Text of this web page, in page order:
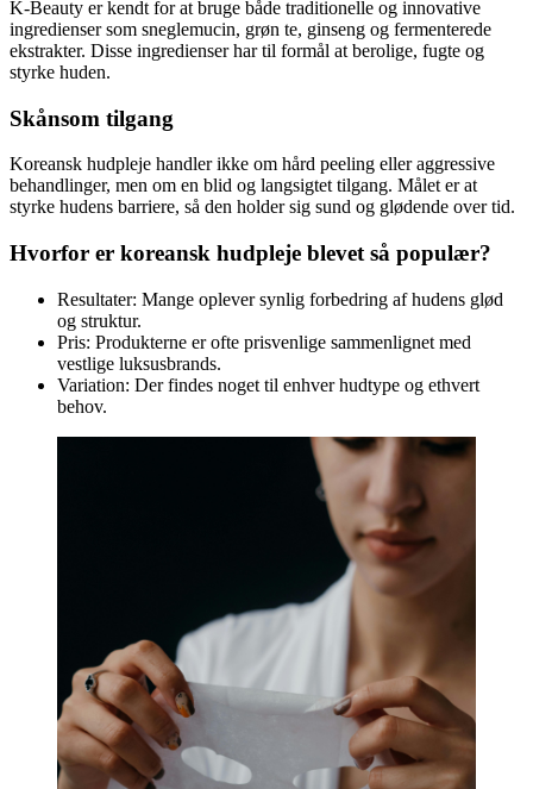
K-Beauty er kendt for at bruge både traditionelle og innovative
ingredienser som sneglemucin, grøn te, ginseng og fermenterede
ekstrakter. Disse ingredienser har til formål at berolige, fugte og
styrke huden.
Skånsom tilgang
Koreansk hudpleje handler ikke om hård peeling eller aggressive
behandlinger, men om en blid og langsigtet tilgang. Målet er at
styrke hudens barriere, så den holder sig sund og glødende over tid.
Hvorfor er koreansk hudpleje blevet så populær?
Resultater: Mange oplever synlig forbedring af hudens glød
og struktur.
Pris: Produkterne er ofte prisvenlige sammenlignet med
vestlige luksusbrands.
Variation: Der findes noget til enhver hudtype og ethvert
behov.